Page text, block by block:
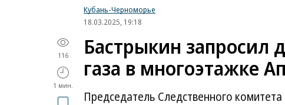
Кубань-Черноморье
18.03.2025, 19:18
116
1 мин.
Бастрыкин запросил
газа в многоэтажке
Председатель Следственного